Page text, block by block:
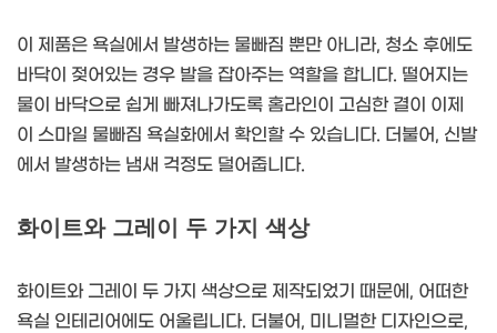
이 제품은 욕실에서 발생하는 물빠짐 뿐만 아니라, 청소 후에도
바닥이 젖어있는 경우 발을 잡아주는 역할을 합니다. 떨어지는
물이 바닥으로 쉽게 빠져나가도록 홈라인이 고심한 결이 이제
이 스마일 물빠짐 욕실화에서 확인할 수 있습니다. 더불어, 신발
에서 발생하는 냄새 걱정도 덜어줍니다.
화이트와 그레이 두 가지 색상
화이트와 그레이 두 가지 색상으로 제작되었기 때문에, 어떠한
욕실 인테리어에도 어울립니다. 더불어, 미니멀한 디자인으로,